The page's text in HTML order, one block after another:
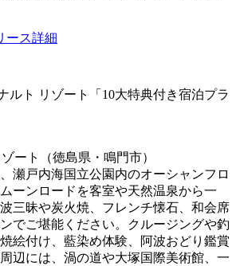
ース詳細
ート（徳島県・鳴門市）
瀬戸内海国立公園内のオーシャンフロ
ーンロードを客室や天然温泉から一
三昧や炭火焼、フレンチ懐石、和会席
でご堪能ください。クルージングや釣
絵付け、藍染め体験、阿波おどり鑑賞
辺には、渦の道や大塚国際美術館、一